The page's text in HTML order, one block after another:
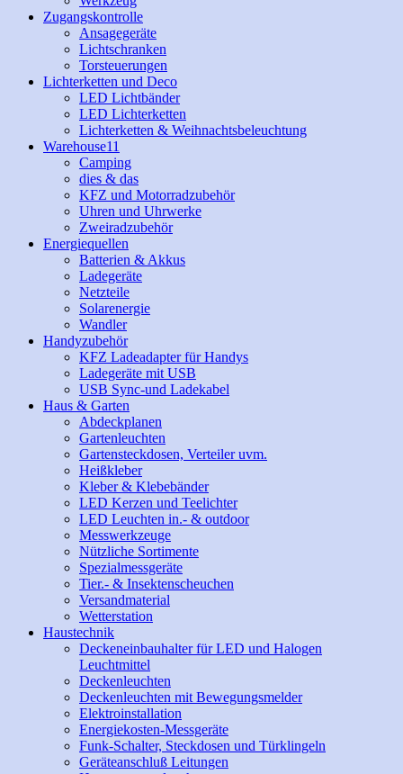
Zugangskontrolle
Ansagegeräte
Lichtschranken
Torsteuerungen
Lichterketten und Deco
LED Lichtbänder
LED Lichterketten
Lichterketten & Weihnachtsbeleuchtung
Warehouse11
Camping
dies & das
KFZ und Motorradzubehör
Uhren und Uhrwerke
Zweiradzubehör
Energiequellen
Batterien & Akkus
Ladegeräte
Netzteile
Solarenergie
Wandler
Handyzubehör
KFZ Ladeadapter für Handys
Ladegeräte mit USB
USB Sync-und Ladekabel
Haus & Garten
Abdeckplanen
Gartenleuchten
Gartensteckdosen, Verteiler uvm.
Heißkleber
Kleber & Klebebänder
LED Kerzen und Teelichter
LED Leuchten in.- & outdoor
Messwerkzeuge
Nützliche Sortimente
Spezialmessgeräte
Tier.- & Insektenscheuchen
Versandmaterial
Wetterstation
Haustechnik
Deckeneinbauhalter für LED und Halogen
Leuchtmittel
Deckenleuchten
Deckenleuchten mit Bewegungsmelder
Elektroinstallation
Energiekosten-Messgeräte
Funk-Schalter, Steckdosen und Türklingeln
Geräteanschluß Leitungen